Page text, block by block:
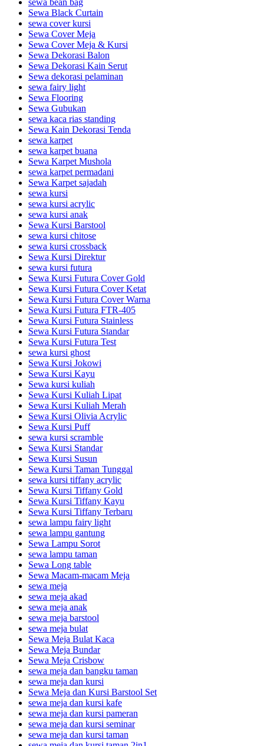
sewa bean bag
Sewa Black Curtain
sewa cover kursi
Sewa Cover Meja
Sewa Cover Meja & Kursi
Sewa Dekorasi Balon
Sewa Dekorasi Kain Serut
Sewa dekorasi pelaminan
sewa fairy light
Sewa Flooring
Sewa Gubukan
sewa kaca rias standing
Sewa Kain Dekorasi Tenda
sewa karpet
sewa karpet buana
Sewa Karpet Mushola
sewa karpet permadani
Sewa Karpet sajadah
sewa kursi
sewa kursi acrylic
sewa kursi anak
Sewa Kursi Barstool
sewa kursi chitose
sewa kursi crossback
Sewa Kursi Direktur
sewa kursi futura
Sewa Kursi Futura Cover Gold
Sewa Kursi Futura Cover Ketat
Sewa Kursi Futura Cover Warna
Sewa Kursi Futura FTR-405
Sewa Kursi Futura Stainless
Sewa Kursi Futura Standar
Sewa Kursi Futura Test
sewa kursi ghost
Sewa Kursi Jokowi
Sewa Kursi Kayu
Sewa kursi kuliah
Sewa Kursi Kuliah Lipat
Sewa Kursi Kuliah Merah
Sewa Kursi Olivia Acrylic
Sewa Kursi Puff
sewa kursi scramble
Sewa Kursi Standar
Sewa Kursi Susun
Sewa Kursi Taman Tunggal
sewa kursi tiffany acrylic
Sewa Kursi Tiffany Gold
Sewa Kursi Tiffany Kayu
Sewa Kursi Tiffany Terbaru
sewa lampu fairy light
sewa lampu gantung
Sewa Lampu Sorot
sewa lampu taman
Sewa Long table
Sewa Macam-macam Meja
sewa meja
sewa meja akad
sewa meja anak
sewa meja barstool
sewa meja bulat
Sewa Meja Bulat Kaca
Sewa Meja Bundar
Sewa Meja Crisbow
sewa meja dan bangku taman
sewa meja dan kursi
Sewa Meja dan Kursi Barstool Set
sewa meja dan kursi kafe
sewa meja dan kursi pameran
sewa meja dan kursi seminar
sewa meja dan kursi taman